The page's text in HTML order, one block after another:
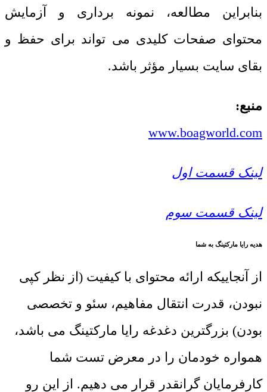
بنابراین مطالعه، نمونه برداری و آزمایش
محتوای صفحات کلیدی می تواند برای حفظ و
بقای سایت بسیار مؤثر باشد.
منبع:
www.boagworld.com
لینک قسمت اول
لینک قسمت سوم
هدیه رایا مارکتینگ به شما
از آنجاییکه ارائه محتوای با کیفیت (از نظر کپی
نبودن، قدرت انتقال مفاهیم، سئو و تخصصی
بودن) بزرگترین دغدغه رایا مارکتینگ می باشد،
همواره خودمان را در معرض تست شما
کارفرمایان گرانقدر قرار می دهیم. از این رو